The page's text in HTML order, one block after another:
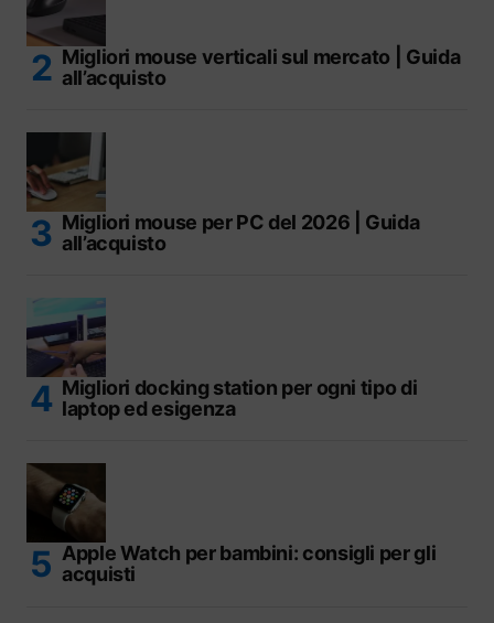
Migliori mouse verticali sul mercato | Guida
all’acquisto
Migliori mouse per PC del 2026 | Guida
all’acquisto
Migliori docking station per ogni tipo di
laptop ed esigenza
Apple Watch per bambini: consigli per gli
acquisti